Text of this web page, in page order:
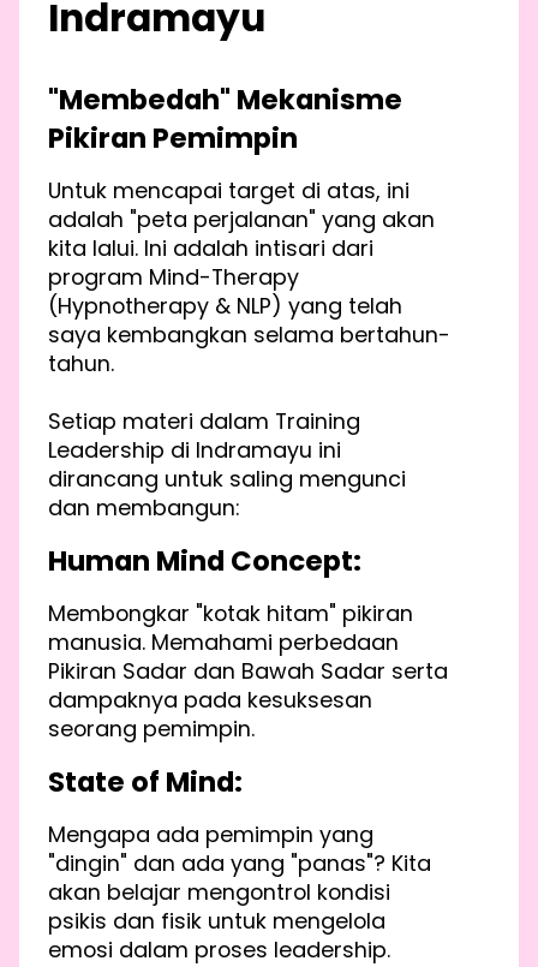
Indramayu
"Membedah" Mekanisme
Pikiran Pemimpin
Untuk mencapai target di atas, ini
adalah "peta perjalanan" yang akan
kita lalui. Ini adalah intisari dari
program Mind-Therapy
(Hypnotherapy & NLP) yang telah
saya kembangkan selama bertahun-
tahun.
Setiap materi dalam Training
Leadership di Indramayu ini
dirancang untuk saling mengunci
dan membangun:
Human Mind Concept:
Membongkar "kotak hitam" pikiran
manusia. Memahami perbedaan
Pikiran Sadar dan Bawah Sadar serta
dampaknya pada kesuksesan
seorang pemimpin.
State of Mind:
Mengapa ada pemimpin yang
"dingin" dan ada yang "panas"? Kita
akan belajar mengontrol kondisi
psikis dan fisik untuk mengelola
emosi dalam proses leadership.